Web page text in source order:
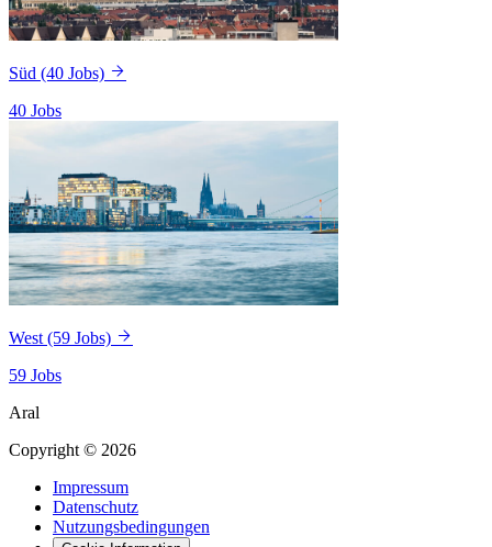
Süd (40 Jobs)
40 Jobs
West (59 Jobs)
59 Jobs
Aral
Copyright © 2026
Impressum
Datenschutz
Nutzungsbedingungen